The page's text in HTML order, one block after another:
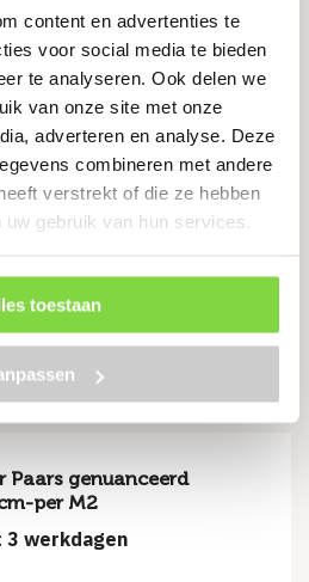
content en advertenties te
voor social media te bieden
te analyseren. Ook delen we
van onze site met onze
adverteren en analyse. Deze
combineren met andere
verstrekt of die ze hebben
gebruik van hun services.
toestaan
21x7x7 cm Smook-per
5 werkdagen
paden en terrassen
Paars genuanceerd
per M2
3 werkdagen